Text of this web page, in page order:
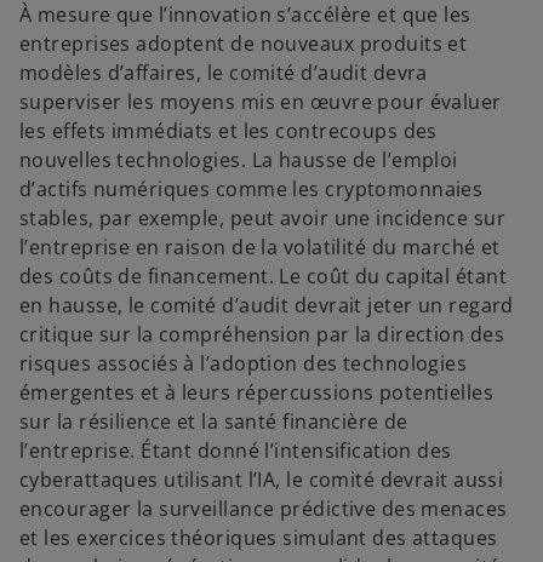
À mesure que l’innovation s’accélère et que les
entreprises adoptent de nouveaux produits et
modèles d’affaires, le comité d’audit devra
superviser les moyens mis en œuvre pour évaluer
les effets immédiats et les contrecoups des
nouvelles technologies. La hausse de l’emploi
d’actifs numériques comme les cryptomonnaies
stables, par exemple, peut avoir une incidence sur
l’entreprise en raison de la volatilité du marché et
des coûts de financement. Le coût du capital étant
en hausse, le comité d’audit devrait jeter un regard
critique sur la compréhension par la direction des
risques associés à l’adoption des technologies
émergentes et à leurs répercussions potentielles
sur la résilience et la santé financière de
l’entreprise. Étant donné l’intensification des
cyberattaques utilisant l’IA, le comité devrait aussi
encourager la surveillance prédictive des menaces
et les exercices théoriques simulant des attaques